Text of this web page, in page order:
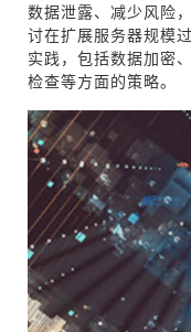
数据泄露、减少风险
讨在扩展服务器规模
实践，包括数据加密
检查等方面的策略。